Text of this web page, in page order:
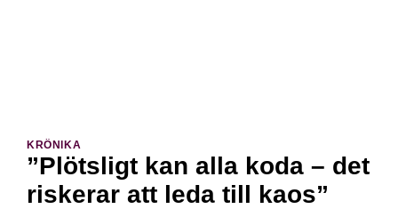
KRÖNIKA
”Plötsligt kan alla koda – det
riskerar att leda till kaos”